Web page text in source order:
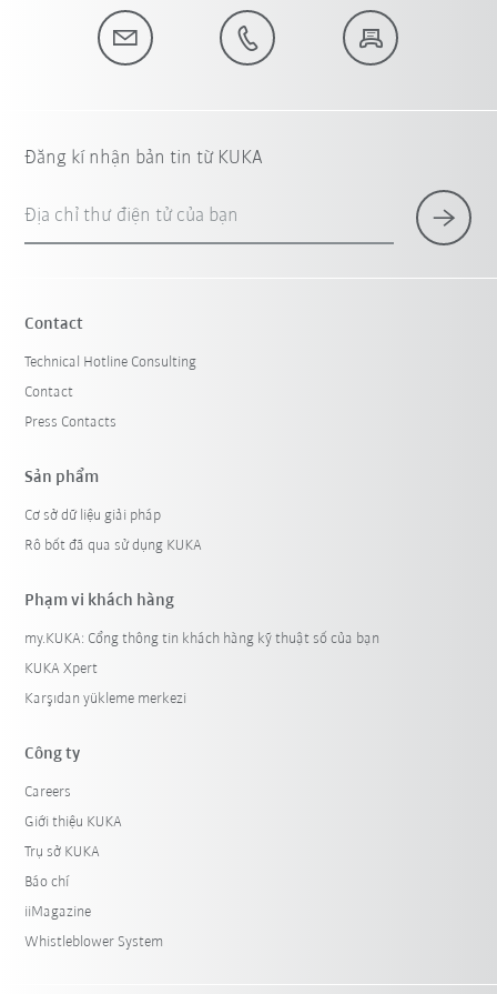
Đăng kí nhận bản tin từ KUKA
Địa chỉ thư điện tử của bạn
Contact
Technical Hotline Consulting
Contact
Press Contacts
Sản phẩm
Cơ sở dữ liệu giải pháp
Rô bốt đã qua sử dụng KUKA
Phạm vi khách hàng
my.KUKA: Cổng thông tin khách hàng kỹ thuật số của bạn
KUKA Xpert
Karşıdan yükleme merkezi
Công ty
Careers
Giới thiệu KUKA
Trụ sở KUKA
Báo chí
iiMagazine
Whistleblower System